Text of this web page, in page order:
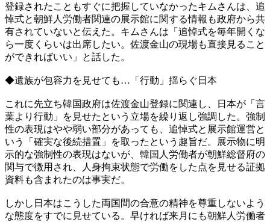
登録されたこともすぐに把握していなかったキムさんは、追
悼式と朝鮮人労働者関連の展示館に関する情報も政府から共
有されていないと伝えた。キムさんは「追悼式を毎年開くな
ら一度くらいは出席したい。佐渡金山の現場も直接見ること
ができればいい」と話した。
◆遺族が包容力を見せても…「行動」揺らぐ日本
これに先立ち韓国政府は佐渡金山登録に関連し、日本が「言
葉より行動」を見せたという立場を繰り返し強調した。強制
性の表現はやや弱い部分があっても、追悼式と展示館運営と
いう「確実な後続措置」を取ったという趣旨だ。展示物に明
示的な強制性の表現はないが、韓国人労働者が朝鮮総督府の
関与で徴用され、人身拘束状態で労働をした点を見せる証拠
資料も含まれたのは事実だ。
しかし日本はこうした両国間の合意の精神を尊重しないよう
な態度をすでに見せている。早ければ来月にも朝鮮人労働者